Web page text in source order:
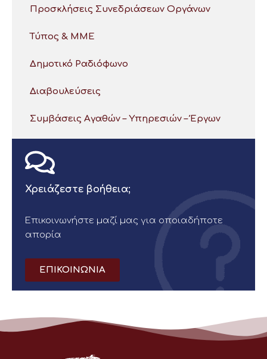
Προσκλήσεις Συνεδριάσεων Οργάνων
Τύπος & ΜΜΕ
Δημοτικό Ραδιόφωνο
Διαβουλεύσεις
Συμβάσεις Αγαθών – Υπηρεσιών – Έργων
Χρειάζεστε βοήθεια;
Επικοινωνήστε μαζί μας για οποιαδήποτε
απορία
ΕΠΙΚΟΙΝΩΝΙΑ